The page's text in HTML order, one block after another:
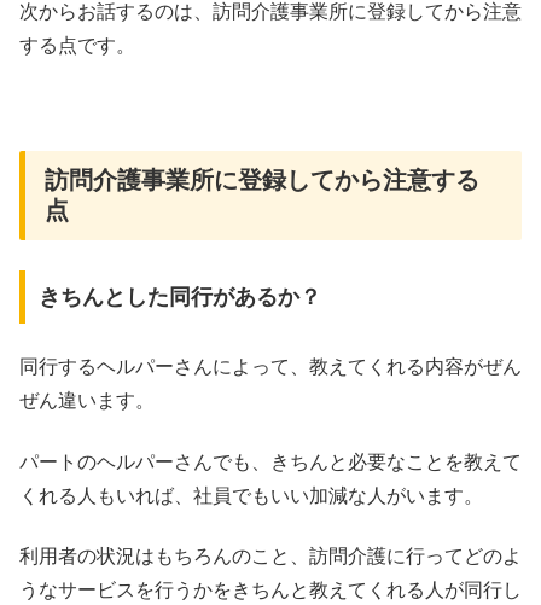
次からお話するのは、訪問介護事業所に登録してから注意
する点です。
訪問介護事業所に登録してから注意する
点
きちんとした同行があるか？
同行するヘルパーさんによって、教えてくれる内容がぜん
ぜん違います。
パートのヘルパーさんでも、きちんと必要なことを教えて
くれる人もいれば、社員でもいい加減な人がいます。
利用者の状況はもちろんのこと、訪問介護に行ってどのよ
うなサービスを行うかをきちんと教えてくれる人が同行し